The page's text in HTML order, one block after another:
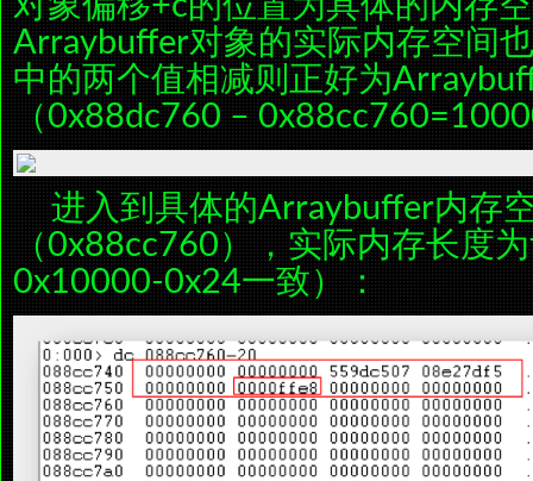
对象偏移+c的位置为具体的内存
Arraybuffer对象的实际内存空间
中的两个值相减则正好为
（0x88dc760 –
进入到具体的Arraybuffer内存
（0x88cc760），实际内存长度
0x10000-0x24一致）：